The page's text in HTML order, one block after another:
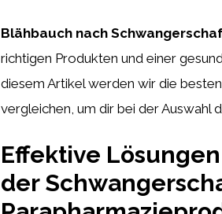
Blähbauch nach
richtigen Produkten und einer
diesem Artikel werden wir die
vergleichen, um dir bei der Auswahl
Effektive
der